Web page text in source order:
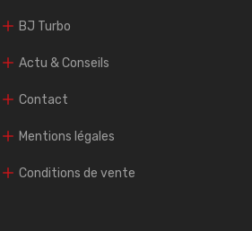
BJ Turbo
Actu & Conseils
Contact
Mentions légales
Conditions de vente